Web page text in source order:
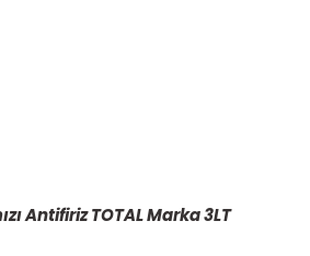
Antifiriz TOTAL Marka 3LT